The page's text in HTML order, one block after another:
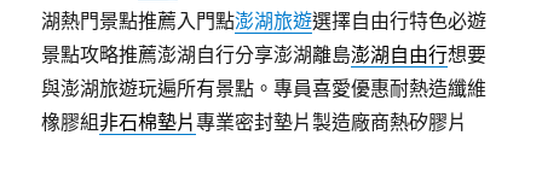
湖熱門景點推薦入門點澎湖旅遊選擇自由行特色必遊
景點攻略推薦澎湖自行分享澎湖離島澎湖自由行想要
與澎湖旅遊玩遍所有景點。專員喜愛優惠耐熱造纖維
橡膠組非石棉墊片專業密封墊片製造廠商熱矽膠片